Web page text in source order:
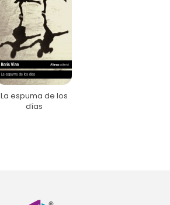
La espuma de los
días